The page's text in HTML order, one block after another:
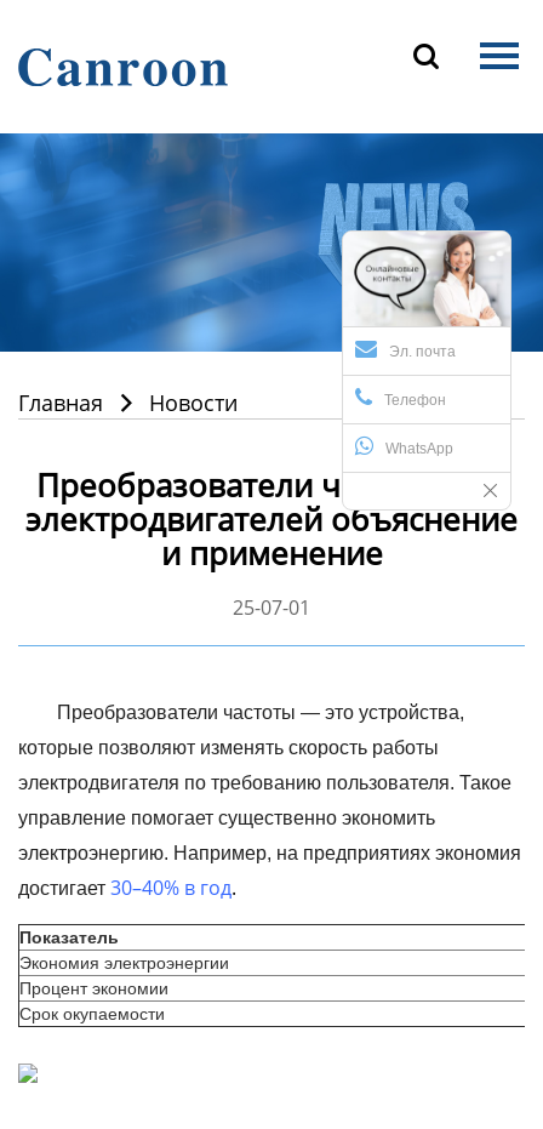

Продукция
О Нас
Контакты
Эл. почта
Телефон
WhatsApp
Главная  Новости
Преобразователи частоты для
электродвигателей объяснение
и применение
25-07-01
Преобразователи частоты — это устройства,
которые позволяют изменять скорость работы
электродвигателя по требованию пользователя. Такое
управление помогает существенно экономить
электроэнергию. Например, на предприятиях экономия
достигает 30–40% в год.
Показатель
Экономия электроэнергии
Процент экономии
Срок окупаемости